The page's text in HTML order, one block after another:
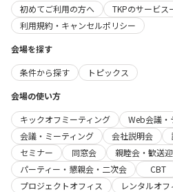
初めてご利用の方へ
TKPのサービス
利用規約・キャンセルポリシー
会場を探す
条件から探す
トピックス
会場の使い方
キックオフミーティング
Web会議・
会議・ミーティング
会社説明会
セミナー
同窓会 親睦会・歓送
パーティー・懇親会・二次会
CBT
プロジェクトオフィス
レンタルオフ